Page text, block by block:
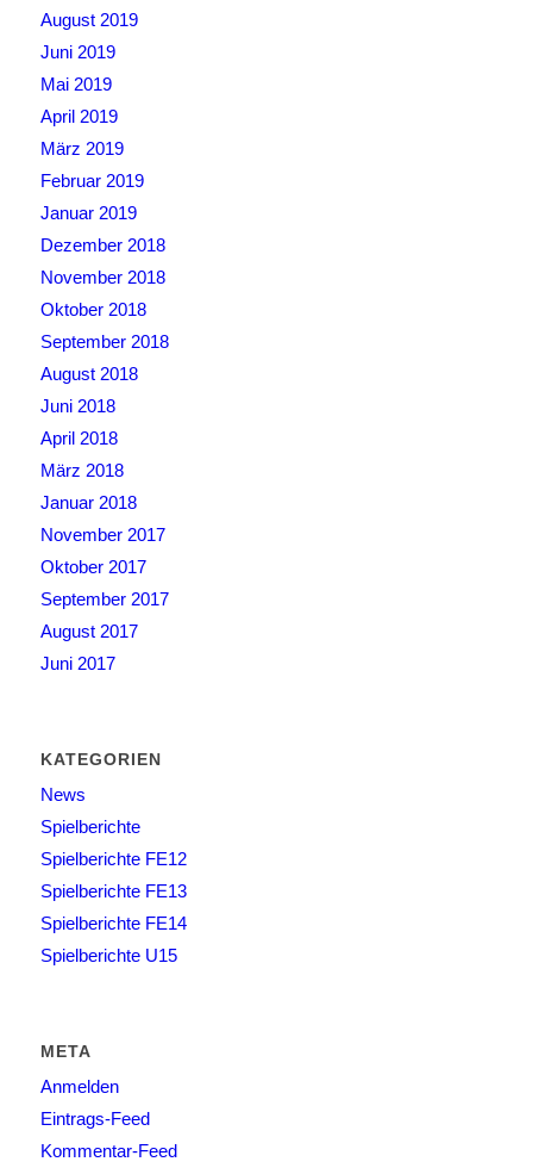
August 2019
Juni 2019
Mai 2019
April 2019
März 2019
Februar 2019
Januar 2019
Dezember 2018
November 2018
Oktober 2018
September 2018
August 2018
Juni 2018
April 2018
März 2018
Januar 2018
November 2017
Oktober 2017
September 2017
August 2017
Juni 2017
KATEGORIEN
News
Spielberichte
Spielberichte FE12
Spielberichte FE13
Spielberichte FE14
Spielberichte U15
META
Anmelden
Eintrags-Feed
Kommentar-Feed